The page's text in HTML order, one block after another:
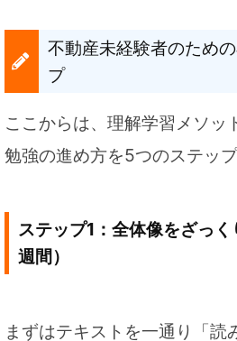
不動産未経験者のため
プ
ここからは、理解学習メソッ
勉強の進め方を5つのステップ
ステップ1：全体像をざっ
週間）
まずはテキストを一通り「読